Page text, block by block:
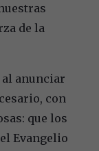
de la
al anunciar
con
que los
Evangelio